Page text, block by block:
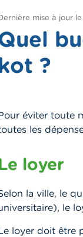
mise à jour le
?
éviter toute
les
loyer
la ville, le
le
loyer doit être